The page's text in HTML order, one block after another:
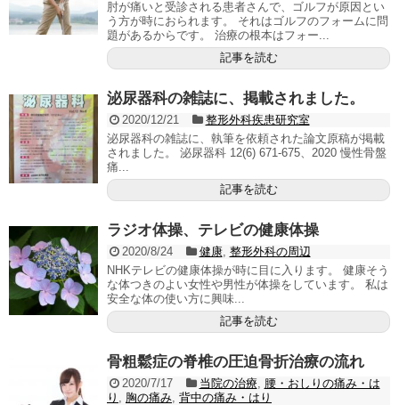
肘が痛いと受診される患者さんで、ゴルフが原因とい
う方が時におられます。 それはゴルフのフォームに問
題があるからです。 治療の根本はフォー...
記事を読む
泌尿器科の雑誌に、掲載されました。
2020/12/21
整形外科疾患研究室
泌尿器科の雑誌に、執筆を依頼された論文原稿が掲載
されました。 泌尿器科 12(6) 671-675、2020 慢性骨盤
痛...
記事を読む
ラジオ体操、テレビの健康体操
2020/8/24 健康, 整形外科の周辺
NHKテレビの健康体操が時に目に入ります。 健康そう
な体つきのよい女性や男性が体操をしています。 私は
安全な体の使い方に興味...
記事を読む
骨粗鬆症の脊椎の圧迫骨折治療の流れ
2020/7/17 当院の治療, 腰・おしりの痛み・は
り
胸の痛み 背中の痛み・はり